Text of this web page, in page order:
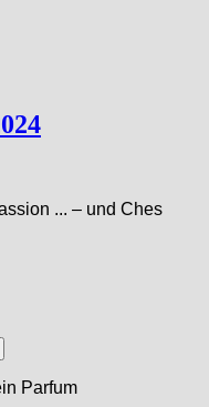
​.​.​. – und Ches
Parfum